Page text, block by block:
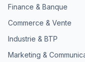
Finance & Banque
Commerce & Vente
Industrie & BTP
Marketing &